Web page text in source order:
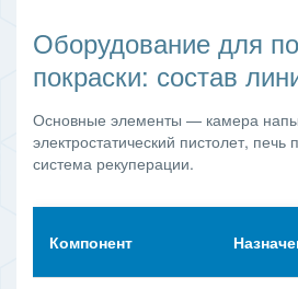
Оборудование для
покраски: состав
Основные элементы — камера
электростатический пистолет,
система рекуперации.
Компонент